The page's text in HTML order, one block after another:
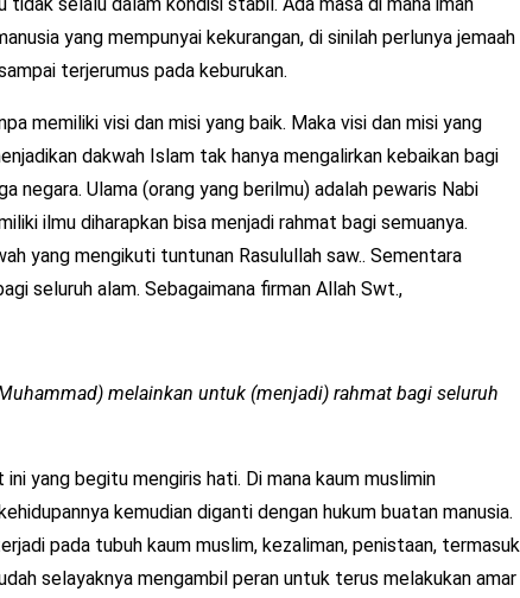
yang mempunyai kekurangan, di sinilah perlunya jemaah
terjerumus pada keburukan.
memiliki visi dan misi yang baik. Maka visi dan misi yang
dakwah Islam tak hanya mengalirkan kebaikan bagi
negara. Ulama (orang yang berilmu) adalah pewaris Nabi
ilmu diharapkan bisa menjadi rahmat bagi semuanya.
yang mengikuti tuntunan Rasulullah saw.. Sementara
seluruh alam. Sebagaimana firman Allah Swt.,
melainkan untuk (menjadi) rahmat bagi seluruh
yang begitu mengiris hati. Di mana kaum muslimin
kemudian diganti dengan hukum buatan manusia.
pada tubuh kaum muslim, kezaliman, penistaan, termasuk
selayaknya mengambil peran untuk terus melakukan amar